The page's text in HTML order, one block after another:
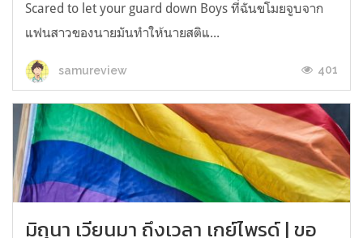
Scared to let your guard down Boys ที่ฉันขโมยจูบจาก
แฟนสาวของนายมันทำให้นายสติแ...
samureview 401
มิถุนา เวียนมา ถึงเวลา เกย์ไพรด์ | ขอ